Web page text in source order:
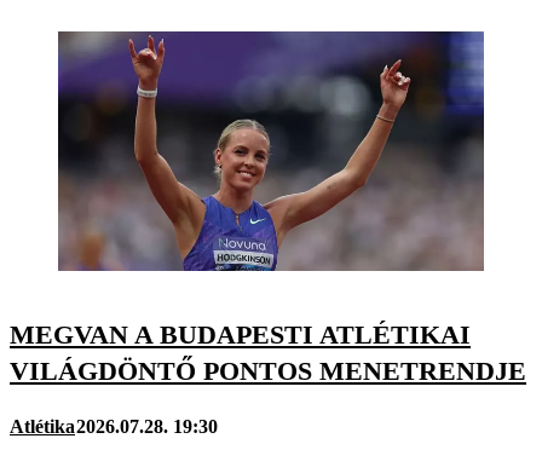
MEGVAN A BUDAPESTI ATLÉTIKAI
VILÁGDÖNTŐ PONTOS MENETRENDJE
Atlétika2026.07.28. 19:30